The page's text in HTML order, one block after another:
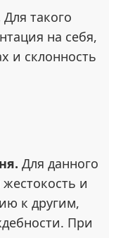
Для такого
на себя,
и склонность
Для данного
и
к другим,
При